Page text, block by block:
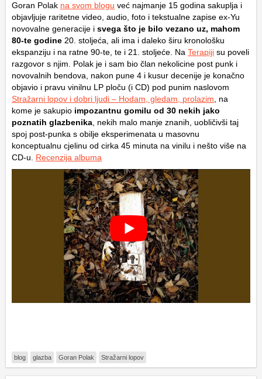
Goran Polak na svom blogu već najmanje 15 godina sakuplja i
objavljuje raritetne video, audio, foto i tekstualne zapise ex-Yu
novovalne generacije i svega što je bilo vezano uz, mahom
80-te godine 20. stoljeća, ali ima i daleko širu kronološku
ekspanziju i na ratne 90-te, te i 21. stoljeće. Na Terapiji su poveli
razgovor s njim. Polak je i sam bio član nekolicine post punk i
novovalnih bendova, nakon pune 4 i kusur decenije je konačno
objavio i pravu vinilnu LP ploču (i CD) pod punim naslovom
Stražarni lopov i dobri ljudi – Hodam, gledam, prolazim , na
kome je sakupio impozantnu gomilu od 30 nekih jako
poznatih glazbenika , nekih malo manje znanih, uobličivši taj
spoj post-punka s obilje eksperimenata u masovnu
konceptualnu cjelinu od cirka 45 minuta na vinilu i nešto više na
CD-u. Recenzija albuma
blog glazba Goran Polak Stražarni lopov